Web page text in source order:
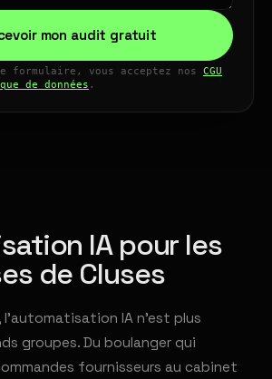
mon audit gratuit
formulaire, vous acceptez nos CGU
de données .
IA pour les
de Cluses
l'automatisation IA n'est plus
groupes. Du boulanger qui
fournisseurs au cabinet